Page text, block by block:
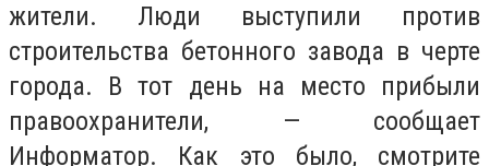
жители. Люди выступили против
строительства бетонного завода в черте
города. В тот день на место прибыли
правоохранители, — сообщает
Информатор. Как это было, смотрите